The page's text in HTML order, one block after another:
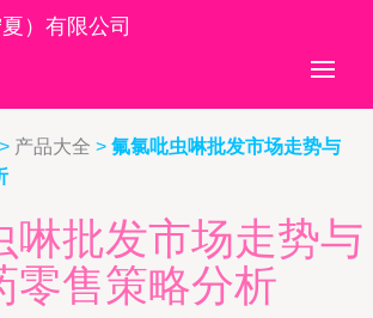
）有限公司
> 产品大全 > 氟氯吡虫啉批发市场走势与
啉批发市场走势与
零售策略分析